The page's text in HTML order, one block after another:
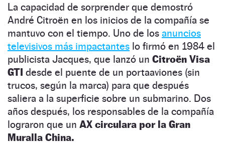
La capacidad de sorprender que demostró
André Citroën en los inicios de la compañía se
mantuvo con el tiempo. Uno de los anuncios
televisivos más impactantes lo firmó en 1984 el
publicista Jacques, que lanzó un Citroën Visa
GTI desde el puente de un portaaviones (sin
trucos, según la marca) para que después
saliera a la superficie sobre un submarino. Dos
años después, los responsables de la compañía
lograron que un AX circulara por la Gran
Muralla China.